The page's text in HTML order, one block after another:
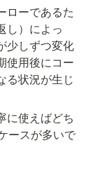
ローであるた
し）によっ
少しずつ変化
使用後にコー
る状況が生じ
に使えばどち
ースが多いで